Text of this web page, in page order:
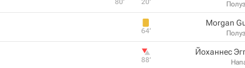
20‎’‎
80‎’‎
Morgan
64‎’‎
Йоханнес
88‎’‎